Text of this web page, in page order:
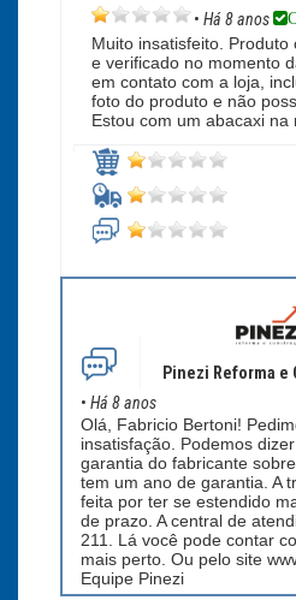
• Há 8 anos
Muito insatisfeito. Produto
e verificado no momento
em contato com a loja,
foto do produto e não
Estou com um abacaxi na
Pinezi Reforma e
• Há 8 anos
Olá, Fabricio Bertoni!
insatisfação. Podemos
garantia do fabricante
tem um ano de garantia. A
feita por ter se estendido
de prazo. A central de
211. Lá você pode contar
mais perto. Ou pelo site
Equipe Pinezi